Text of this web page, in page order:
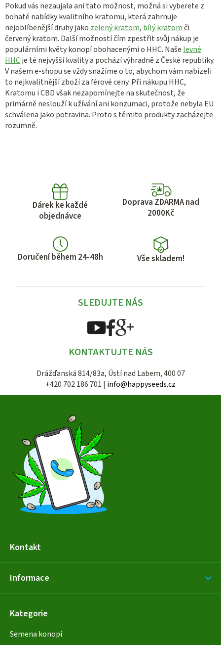
Pokud vás nezaujala ani tato možnost, možná si vyberete z
bohaté nabídky kvalitního kratomu, která zahrnuje
nejoblíbenější druhy jako zelený kratom, bílý kratomči
červený kratom. Další možností čím zpestřit svůj nákup je
populárními květy konopí obohacenými o HHC. Naše levné
HHCje té nejvyšší kvality a pochází výhradně z České republiky.
V našem e-shopu se vždy snažíme o to, abychom vám nabízeli
to nejkvalitnější zboží za férové ceny. Při nákupu HHC,
Kratomu i CBD však nezapomínejte na skutečnost, že
primárně neslouží k užívání ani konzumaci, protože nebyla EU
schválena jako potravina. Proto s těmito produkty zacházejte
rozumně.
Dárek ke každé
objednávce
Doprava ZDARMA nad
2000Kč
Doručení během 24-48h Vše skladem!
SLEDUJTE NÁS
KONTAKTUJTE NÁS
Drážďanská 814/83a, Ústí nad Labem, 400 07
+420 702 186 701 | info@happyseeds.cz
Kontakt
Informace
Kategorie
Semena konopí